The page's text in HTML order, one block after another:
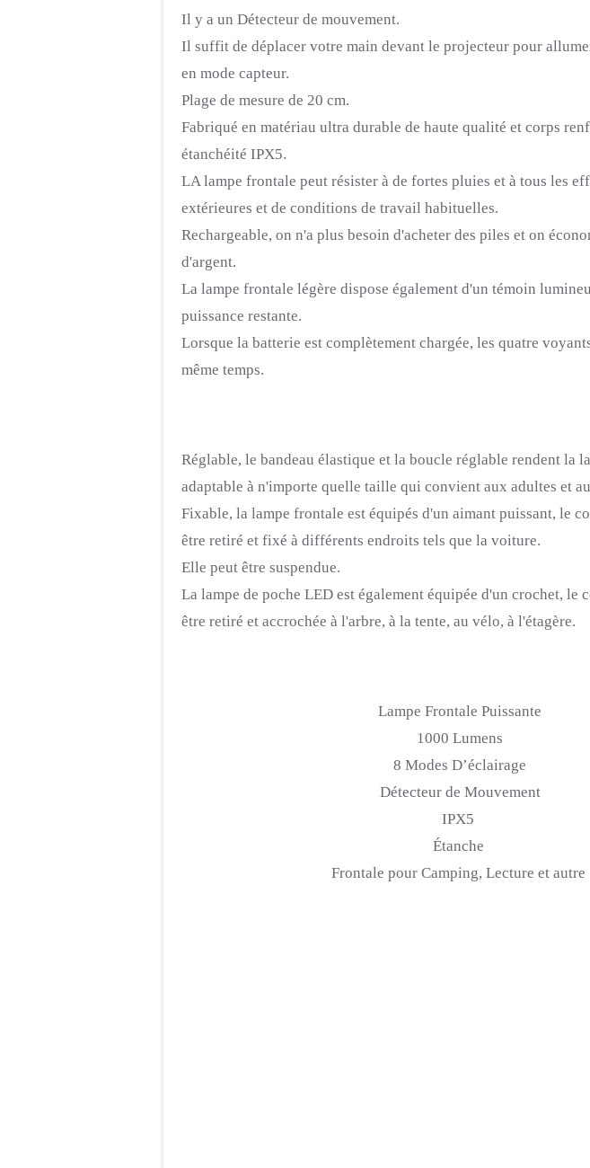
Il y a un Détecteur de mouvement.
Il suffit de déplacer votre main devant le projecteur pour
en mode capteur.
Plage de mesure de 20 cm.
Fabriqué en matériau ultra durable de haute qualité et corps
étanchéité IPX5.
LA lampe frontale peut résister à de fortes pluies et à tous les
extérieures et de conditions de travail habituelles.
Rechargeable, on n'a plus besoin d'acheter des piles et on
d'argent.
La lampe frontale légère dispose également d'un témoin
puissance restante.
Lorsque la batterie est complètement chargée, les quatre
même temps.
Réglable, le bandeau élastique et la boucle réglable rendent la
adaptable à n'importe quelle taille qui convient aux adultes et
Fixable, la lampe frontale est équipés d'un aimant puissant, le
être retiré et fixé à différents endroits tels que la voiture.
Elle peut être suspendue.
La lampe de poche LED est également équipée d'un crochet, le
être retiré et accrochée à l'arbre, à la tente, au vélo, à l'étagère.
Lampe Frontale Puissante
1000 Lumens
8 Modes D’éclairage
Détecteur de Mouvement
IPX5
Étanche
Frontale pour Camping, Lecture et autre